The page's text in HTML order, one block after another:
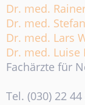
Dr. med.
Dr. med.
Dr. med. Lars
Dr. med. Luise
Fachärzte für
Tel. (030) 22